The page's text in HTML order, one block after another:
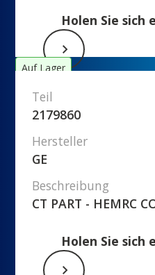
Holen Sie sich
Auf Lager
Teil
2179860
Hersteller
GE
Beschreibung
CT PART - HEMRC
Holen Sie sich